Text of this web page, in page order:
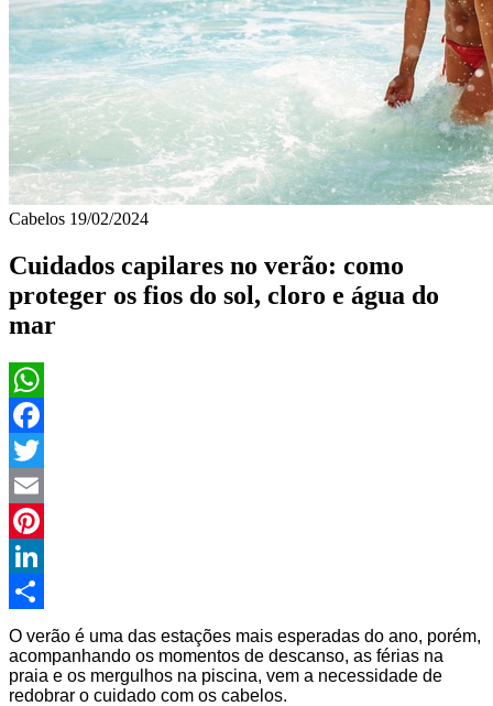
Cabelos 19/02/2024
Cuidados capilares no verão: como
proteger os fios do sol, cloro e água do
mar
WhatsApp
Facebook
Twitter
Email
Pinterest
LinkedIn
Compartilhar
O verão é uma das estações mais esperadas do ano, porém,
acompanhando os momentos de descanso, as férias na
praia e os mergulhos na piscina, vem a necessidade de
redobrar o cuidado com os cabelos.